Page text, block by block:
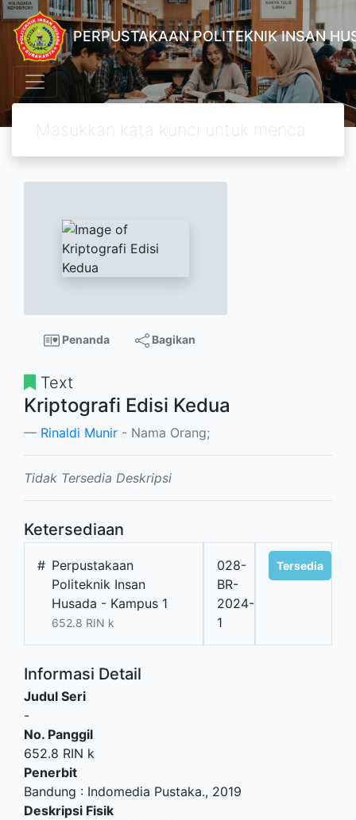
PERPUSTAKAAN POLITEKNIK INSAN
Penanda Bagikan
Text
Kriptografi Edisi Kedua
Rinaldi Munir - Nama Orang;
Tidak Tersedia Deskripsi
Ketersediaan
# Perpustakaan
Politeknik Insan
Husada - Kampus 1
652.8 RIN k
028-
BR-
2024-
1
Tersedia
Informasi Detail
Judul Seri
-
No. Panggil
652.8 RIN k
Penerbit
Bandung : Indomedia Pustaka., 2019
Deskripsi Fisik